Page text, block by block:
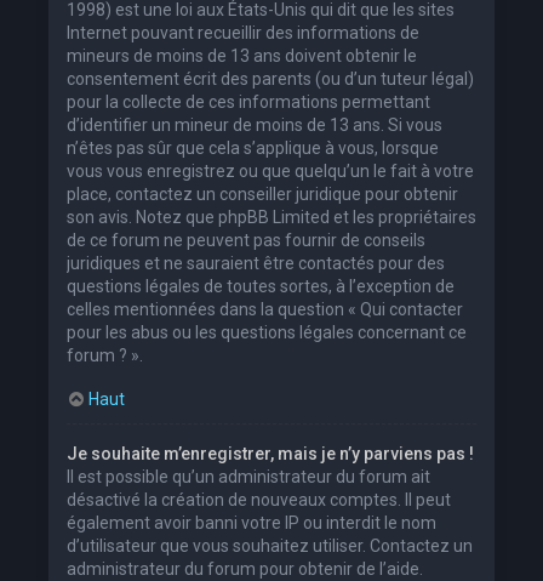
1998) est une loi aux États-Unis qui dit que les sites
Internet pouvant recueillir des informations de
mineurs de moins de 13 ans doivent obtenir le
consentement écrit des parents (ou d’un tuteur légal)
pour la collecte de ces informations permettant
d’identifier un mineur de moins de 13 ans. Si vous
n’êtes pas sûr que cela s’applique à vous, lorsque
vous vous enregistrez ou que quelqu’un le fait à votre
place, contactez un conseiller juridique pour obtenir
son avis. Notez que phpBB Limited et les propriétaires
de ce forum ne peuvent pas fournir de conseils
juridiques et ne sauraient être contactés pour des
questions légales de toutes sortes, à l’exception de
celles mentionnées dans la question « Qui contacter
pour les abus ou les questions légales concernant ce
forum ? ».
Haut
Je souhaite m’enregistrer, mais je n’y parviens pas !
Il est possible qu’un administrateur du forum ait
désactivé la création de nouveaux comptes. Il peut
également avoir banni votre IP ou interdit le nom
d’utilisateur que vous souhaitez utiliser. Contactez un
administrateur du forum pour obtenir de l’aide.